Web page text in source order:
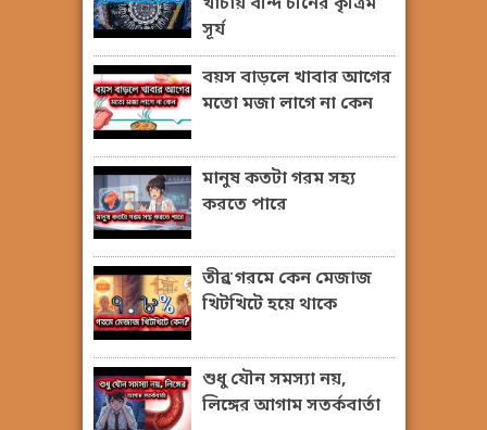
সূর্য
বয়স বাড়লে খাবার আগের
মতো মজা লাগে না কেন
মানুষ কতটা গরম সহ্য
করতে পারে
তীব্র গরমে কেন মেজাজ
খিটখিটে হয়ে থাকে
শুধু যৌন সমস্যা নয়,
লিঙ্গের আগাম সতর্কবার্তা